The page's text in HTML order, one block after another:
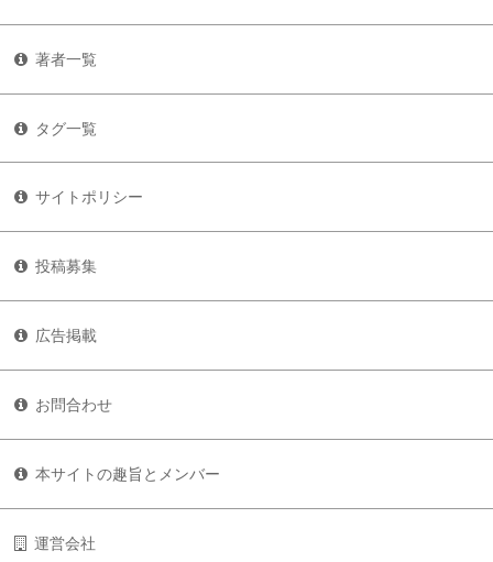
著者一覧
タグ一覧
サイトポリシー
投稿募集
広告掲載
お問合わせ
本サイトの趣旨とメンバー
運営会社